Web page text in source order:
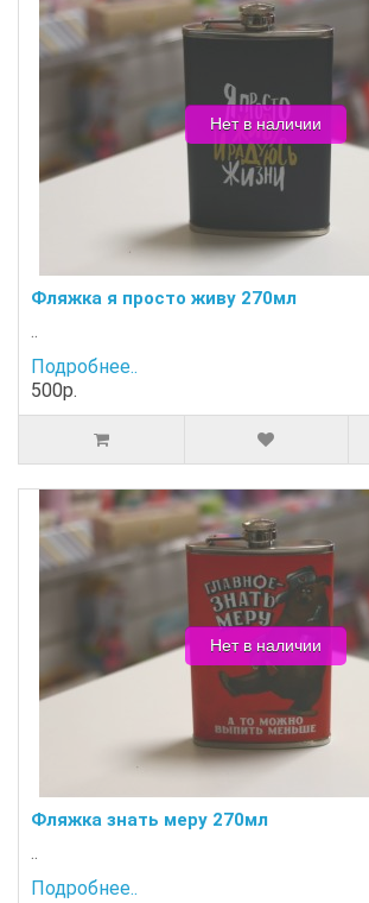
Нет в наличии
Фляжка я просто живу 270мл
..
Подробнее..
500р.
Нет в наличии
Фляжка знать меру 270мл
..
Подробнее..